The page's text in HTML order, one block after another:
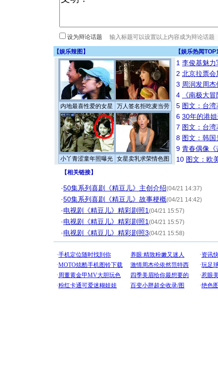
设为辩论话题
【娱乐辣图 】 【娱乐热闻
内地最喜性爱的女星 万人签名拒吃麦当劳
小丫青涩童年照曝光 女星卖乳求荣情色图
1 李俊基魅力
2 北京拉票
3 周润发周
4
《南极大
5 图文：台
6 30年的港
7 图文：台
8 图文：韩
9 青春偶像《
10 图文：欧
【相关链接】
·50集系列喜剧《精豆儿》主创介绍(04/21 14:37)
·50集系列喜剧《精豆儿》故事梗概(04/21 14:42)
·电视剧《精豆儿》精彩剧照1 (04/21 15:57)
·电视剧《精豆儿》精彩剧照1 (04/21 15:57)
·电视剧《精豆儿》精彩剧照3(04/21 15:58)